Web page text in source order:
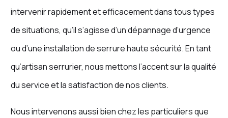
intervenir rapidement et efficacement dans tous types
de situations, qu’il s’agisse d’un dépannage d’urgence
ou d’une installation de serrure haute sécurité. En tant
qu’artisan serrurier, nous mettons l’accent sur la qualité
du service et la satisfaction de nos clients.
Nous intervenons aussi bien chez les particuliers que